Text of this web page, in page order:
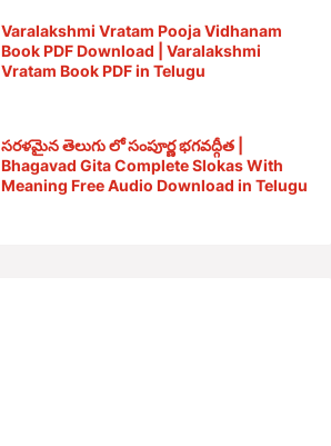
Varalakshmi Vratam Pooja Vidhanam
Book PDF Download | Varalakshmi
Vratam Book PDF in Telugu
సరళమైన తెలుగు లో సంపూర్ణ భగవద్గీత |
Bhagavad Gita Complete Slokas With
Meaning Free Audio Download in Telugu